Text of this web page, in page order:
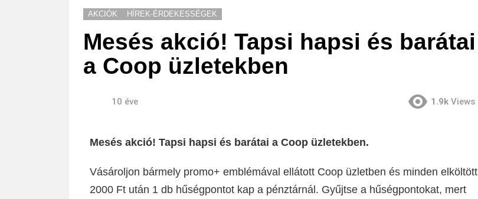
AKCIÓK HÍREK-ÉRDEKESSÉGEK
Mesés akció! Tapsi hapsi és barátai
a Coop üzletekben
10 éve 1.9k Views
Mesés akció! Tapsi hapsi és barátai a Coop üzletekben.
Vásároljon bármely promo+ emblémával ellátott Coop üzletben és minden elköltött
2000 Ft után 1 db hűségpontot kap a pénztárnál. Gyűjtse a hűségpontokat, mert